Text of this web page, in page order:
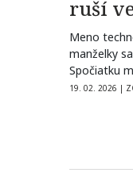
ruší
Meno
manželky
Spočiatku
kontakt so
19. 02. 2026 |